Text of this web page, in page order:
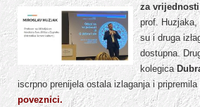
za
prof. Huzjaka,
su i druga
dostupna.
kolegica
iscrpno prenijela ostala izlaganja i
poveznici.